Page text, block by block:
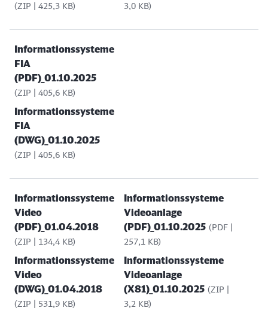
(ZIP | 425,3 KB) 3,0 KB)
Informationssysteme
FIA
(PDF)_01.10.2025
(ZIP | 405,6 KB)
Informationssysteme
FIA
(DWG)_01.10.2025
(ZIP | 405,6 KB)
Informationssysteme
Video
(PDF)_01.04.2018
(ZIP | 134,4 KB)
Informationssysteme
Video
(DWG)_01.04.2018
(ZIP | 531,9 KB)
Informationssysteme
Videoanlage
(PDF)_01.10.2025 (PDF |
257,1 KB)
Informationssysteme
Videoanlage
(X81)_01.10.2025 (ZIP |
3,2 KB)
Möchten Sie zuweitergeleitet
werden?